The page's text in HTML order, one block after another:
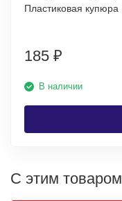
Пластиковая купюра
185 ₽
В наличии
С этим